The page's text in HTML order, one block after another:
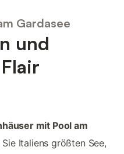
Gardasee
und
mit Pool am
Italiens größten See,